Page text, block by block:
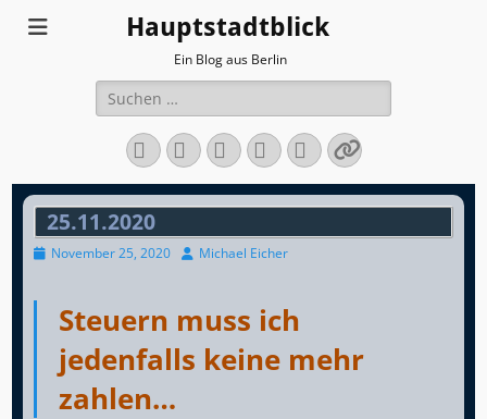
Hauptstadtblick
Ein Blog aus Berlin
Suchen
nach:
Facebook
TwitterLinkedIn
FlickrInstagram
25.11.2020
Veröffentlicht
November 25, 2020 AutorMichael Eicher
Steuern muss ich
jedenfalls keine mehr
zahlen…